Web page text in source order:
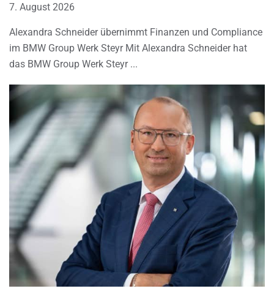
7. August 2026
Alexandra Schneider übernimmt Finanzen und Compliance
im BMW Group Werk Steyr Mit Alexandra Schneider hat
das BMW Group Werk Steyr